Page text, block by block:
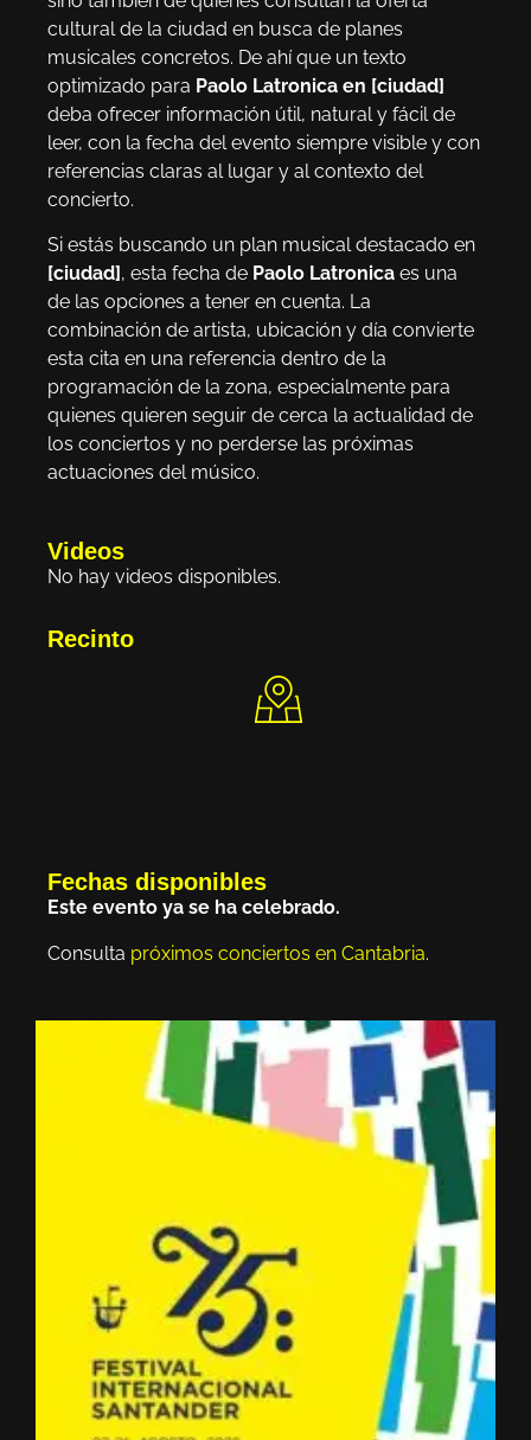
cultural de la ciudad en busca de planes
musicales concretos. De ahí que un texto
optimizado para Paolo Latronica en [ciudad]
deba ofrecer información útil, natural y fácil de
leer, con la fecha del evento siempre visible y con
referencias claras al lugar y al contexto del
concierto.
Si estás buscando un plan musical destacado en
[ciudad], esta fecha de Paolo Latronica es una
de las opciones a tener en cuenta. La
combinación de artista, ubicación y día convierte
esta cita en una referencia dentro de la
programación de la zona, especialmente para
quienes quieren seguir de cerca la actualidad de
los conciertos y no perderse las próximas
actuaciones del músico.
Videos
No hay videos disponibles.
Recinto
Fechas disponibles
Este evento ya se ha celebrado.
Consulta próximos conciertos en Cantabria.